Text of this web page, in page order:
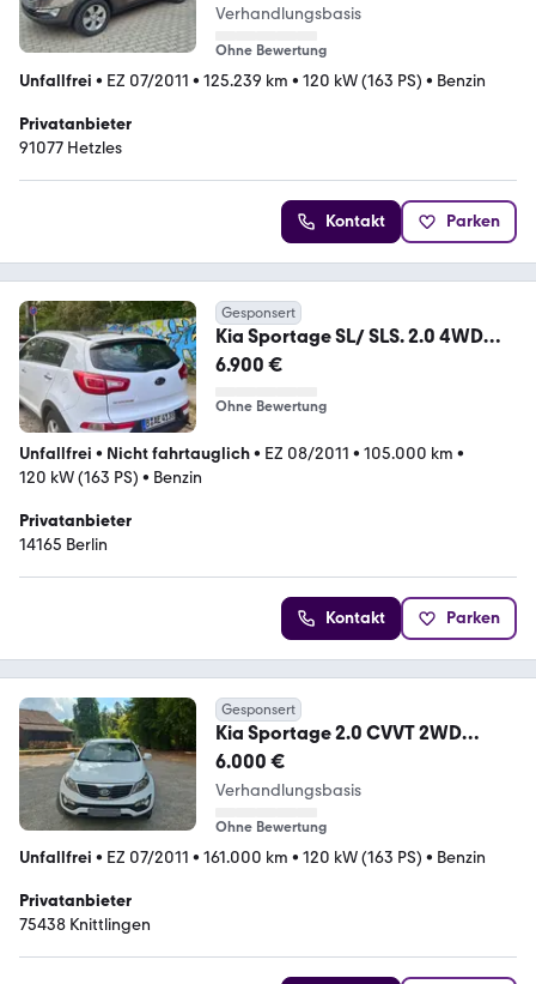
Verhandlungsbasis
Ohne Bewertung
Unfallfrei • EZ 07/2011 • 125.239 km • 120 kW (163 PS) • Benzin
Privatanbieter
91077 Hetzles
Kontakt Parken
Gesponsert
Kia Sportage SL/ SLS. 2.0 4WD
Spirit
6.900 €
Ohne Bewertung
Unfallfrei • Nicht fahrtauglich• EZ 08/2011 • 105.000 km •
120 kW (163 PS) • Benzin
Privatanbieter
14165 Berlin
Kontakt Parken
Gesponsert
Kia Sportage 2.0 CVVT 2WD
Vision Vision
6.000 €
Verhandlungsbasis
Ohne Bewertung
Unfallfrei • EZ 07/2011 • 161.000 km • 120 kW (163 PS) • Benzin
Privatanbieter
75438 Knittlingen